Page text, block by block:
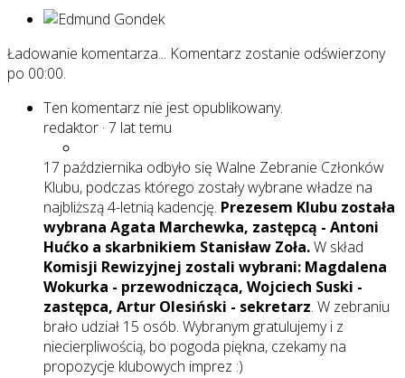
Ładowanie komentarza... Komentarz zostanie odświerzony
po 00:00.
Ten komentarz nie jest opublikowany.
redaktor · 7 lat temu
17 października odbyło się Walne Zebranie Członków
Klubu, podczas którego zostały wybrane władze na
najbliższą 4-letnią kadencję. Prezesem Klubu została
wybrana Agata Marchewka, zastępcą - Antoni
Hućko a skarbnikiem Stanisław Zoła.W skład
Komisji Rewizyjnej zostali wybrani: Magdalena
Wokurka - przewodnicząca, Wojciech Suski -
zastępca, Artur Olesiński - sekretarz. W zebraniu
brało udział 15 osób. Wybranym gratulujemy i z
niecierpliwością, bo pogoda piękna, czekamy na
propozycje klubowych imprez :)